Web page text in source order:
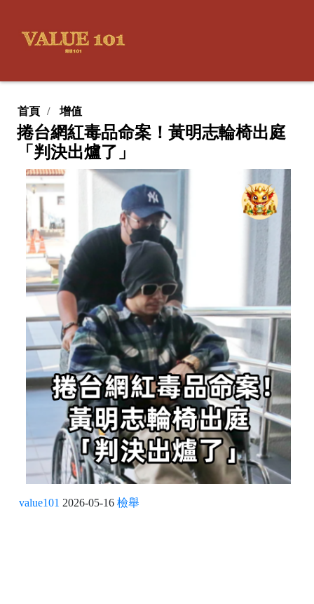
首頁 增值
捲台網紅毒品命案！黃明志輪椅出庭
「判決出爐了」
value101 2026-05-16 檢舉